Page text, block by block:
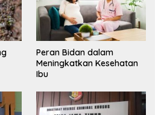
Peran Bidan dalam
Meningkatkan Kesehatan
Ibu